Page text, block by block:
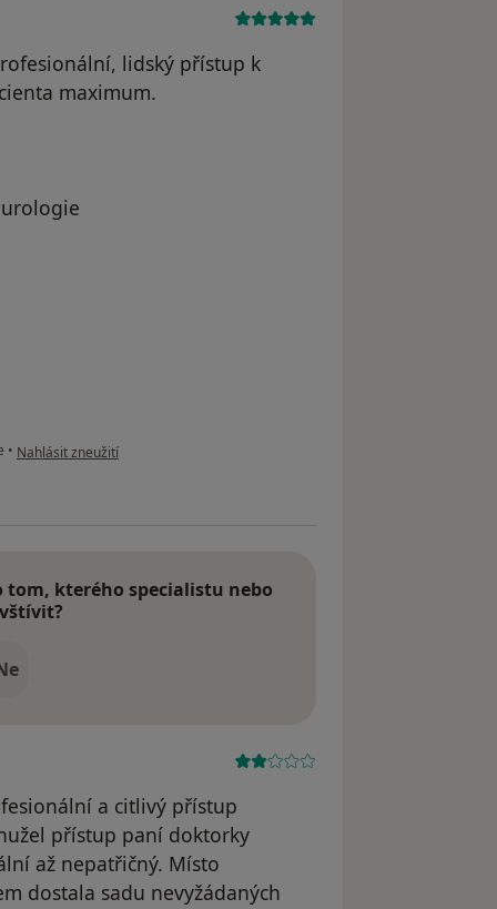
lidský přístup k
maximum.
• podle názoru uživatele John Morrison
Nahlásit zneužití
kterého specialistu nebo
a citlivý přístup
přístup paní doktorky
až nepatřičný. Místo
dostala sadu nevyžádaných